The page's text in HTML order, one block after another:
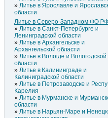
Литье в Ярославле и
области
Литье в Северо-Западном ФО РФ
Литье в Санкт-Петербурге и
Ленинградской области
Литье в Архангельске и
Архангельской области
Литье в Вологде и Вологодской
области
Литье в Калининграде и
Калиниградской области
Литье в Петрозаводске и
Карелия
Литье в Мурманске и
области
Литье в Нарьян-Маре и